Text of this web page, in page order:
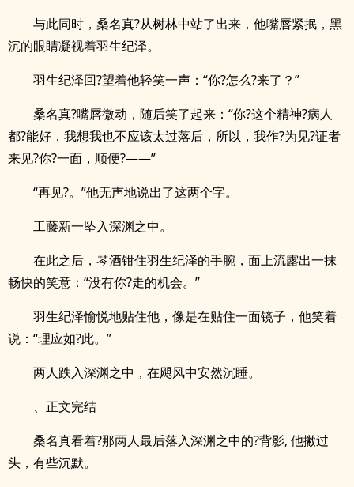
与此同时，桑名真?从树林中站了出来，他嘴唇紧抿，黑
沉的眼睛凝视着羽生纪泽。
羽生纪泽回?望着他轻笑一声：“你?怎么?来了？”
桑名真?嘴唇微动，随后笑了起来：“你?这个精神?病人
都?能好，我想我也不应该太过落后，所以，我作?为见?证者
来见?你?一面，顺便?——”
“再见?。”他无声地说出了这两个字。
工藤新一坠入深渊之中。
在此之后，琴酒钳住羽生纪泽的手腕，面上流露出一抹
畅快的笑意：“没有你?走的机会。”
羽生纪泽愉悦地贴住他，像是在贴住一面镜子，他笑着
说：“理应如?此。”
两人跌入深渊之中，在飓风中安然沉睡。
、正文完结
桑名真看着?那两人最后落入深渊之中的?背影, 他撇过
头，有些沉默。